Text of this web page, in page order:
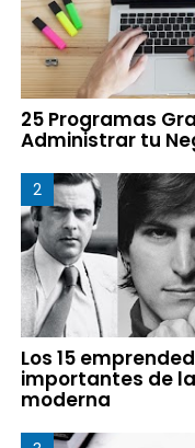
25 Programas
Administrar tu
Los 15
importantes de
moderna